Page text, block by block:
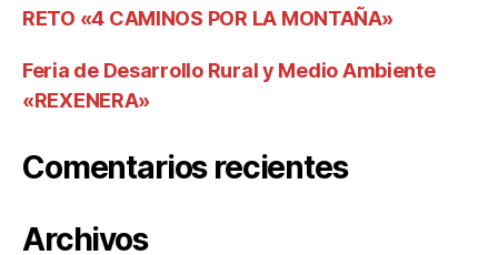
RETO «4 CAMINOS POR LA MONTAÑA»
Feria de Desarrollo Rural y Medio Ambiente
«REXENERA»
Comentarios recientes
Archivos